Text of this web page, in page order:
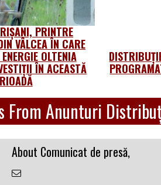
PRINTRE
VÂLCEA ÎN CARE
OLTENIA
ÎN ACEASTĂ
From Anunturi
About Comunicat de presă,
Email